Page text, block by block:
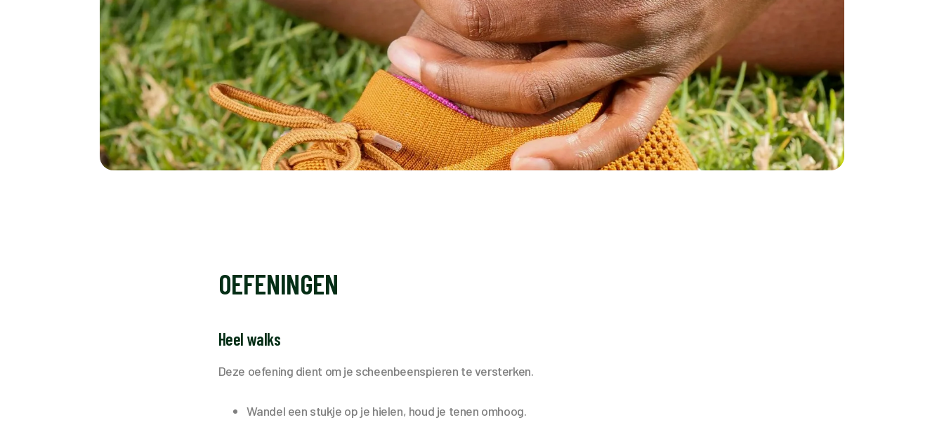
OEFENINGEN
Heel walks
Deze oefening dient om je scheenbeenspieren te versterken.
Wandel een stukje op je hielen, houd je tenen omhoog.